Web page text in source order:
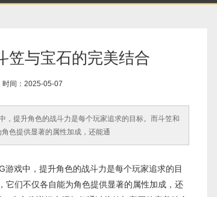
笠与宝石的完美结合
时间：2025-05-07
提升角色的战斗力是每个玩家追求的目标。而斗笠和
色提供显著的属性加成，还能通
中，提升角色的战斗力是每个玩家追求的目
它们不仅各自能为角色提供显著的属性加成，还